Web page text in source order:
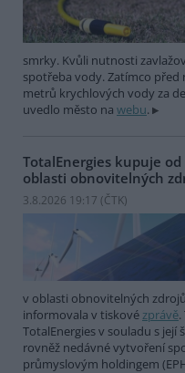
smrky. Kvůli nutnosti
spotřeba vody. Zatímco před
metrů krychlových vody za
uvedlo město na webu.
TotalEnergies kupuje
oblasti obnovitelných
3.8.2026 19:17 (ČTK)
v oblasti obnovitelných
informovala v tiskovézprávě
TotalEnergies v souladu s její
rovněž nedávné vytvoření
průmyslovým holdingem